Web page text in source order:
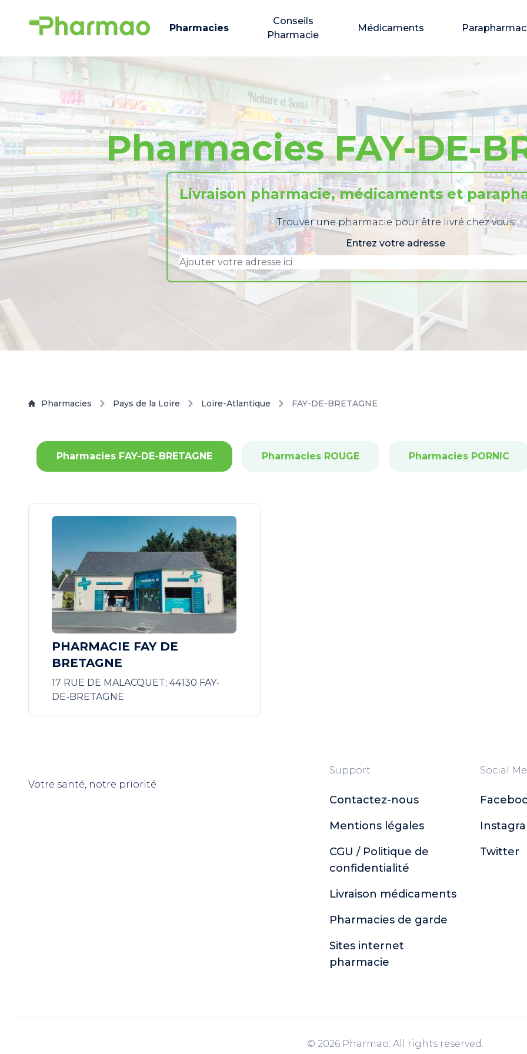
Pharmacies
Conseils
Pharmacie
Médicaments
Pharmacies FAY-DE-
Livraison pharmacie, médicaments et
Trouver une pharmacie pour être livré chez vous
Entrez votre adresse
Pharmacies Pays de la Loire Loire-Atlantique FAY-DE-BRETAGNE
Pharmacies FAY-DE-BRETAGNE Pharmacies ROUGE Pharmacies PORNIC
PHARMACIE FAY DE
BRETAGNE
17 RUE DE MALACQUET; 44130 FAY-
DE-BRETAGNE
Votre santé, notre priorité
Support
Contactez-nous
Mentions légales
CGU / Politique de
confidentialité
Livraison médicaments
Pharmacies de garde
Sites internet
pharmacie
Social
Twitter
© 2026 Pharmao. All rights reserved.